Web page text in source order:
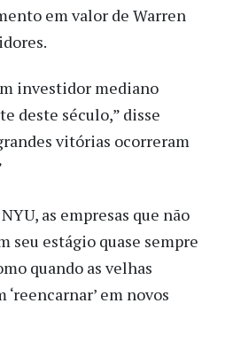
em valor de Warren
investidor mediano
deste século,” disse
vitórias ocorreram
as empresas que não
seu estágio quase sempre
quando as velhas
em novos